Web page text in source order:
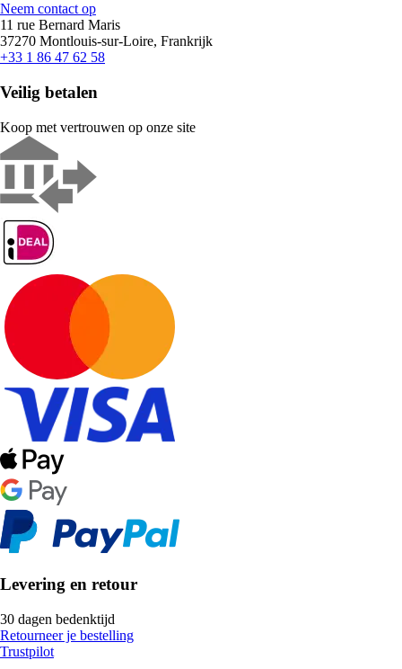
Neem contact op
11 rue Bernard Maris
37270 Montlouis-sur-Loire, Frankrijk
+33 1 86 47 62 58
Veilig betalen
Koop met vertrouwen op onze site
Levering en retour
30 dagen bedenktijd
Retourneer je bestelling
Trustpilot